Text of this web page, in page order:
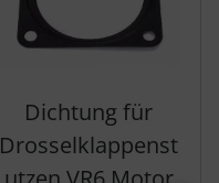
Dichtung für
Drosselklappenst